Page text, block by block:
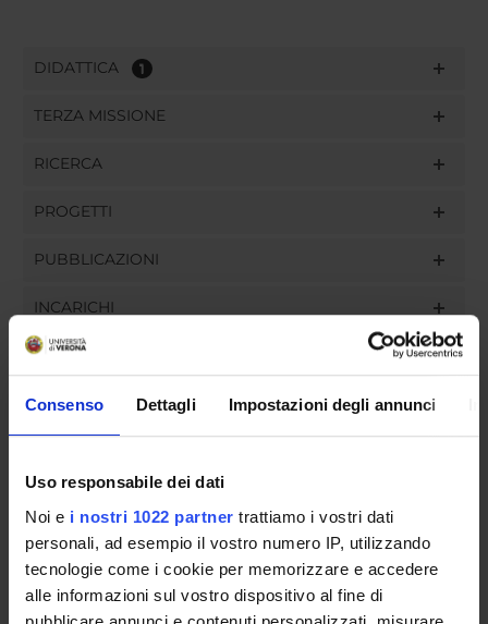
Consenso Dettagli Impostazioni degli annunci
Uso responsabile dei dati
Noi e i nostri 1022 partner trattiamo i vostri dati
personali, ad esempio il vostro numero IP, utilizzando
tecnologie come i cookie per memorizzare e accedere
alle informazioni sul vostro dispositivo al fine di
DIDATTICA 1
TERZA MISSIONE
RICERCA
PROGETTI
PUBBLICAZIONI
INCARICHI
GOVERNANCE
COMMISSIONI
UFFICI E STRUTTURE DI SERVIZIO
SERVIZI DI SEGRETERIA STUDENTI